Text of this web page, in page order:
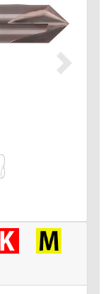
Suivant